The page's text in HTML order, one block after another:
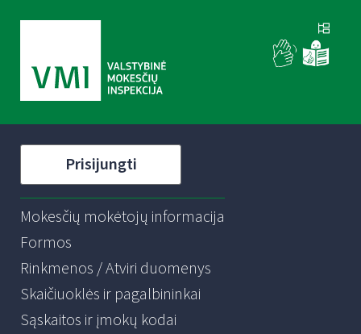
Prisijungti
Mokesčių mokėtojų informacija
Formos
Rinkmenos / Atviri duomenys
Skaičiuoklės ir pagalbininkai
Sąskaitos ir įmokų kodai